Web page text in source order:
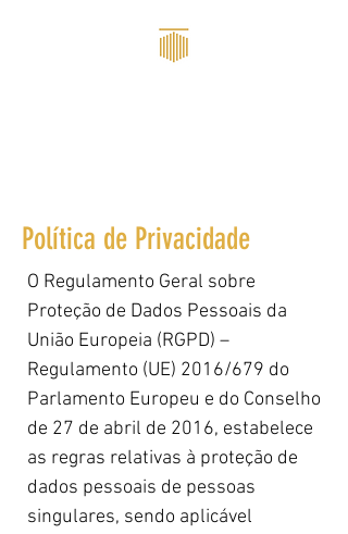
Política de Privacidade
O Regulamento Geral sobre
Proteção de Dados Pessoais da
União Europeia (RGPD) –
Regulamento (UE) 2016/679 do
Parlamento Europeu e do Conselho
de 27 de abril de 2016, estabelece
as regras relativas à proteção de
dados pessoais de pessoas
singulares, sendo aplicável